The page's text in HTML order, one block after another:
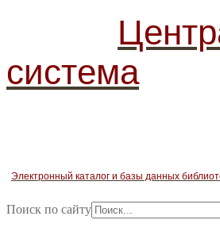
система
Электронный каталог и базы данных
Поиск по сайту